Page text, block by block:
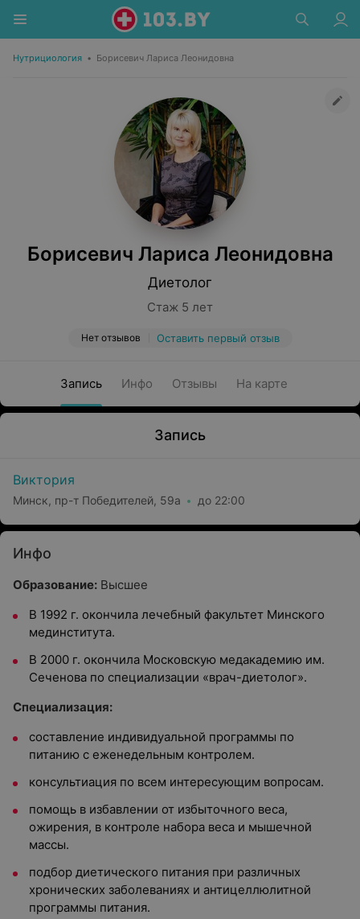
Нутрициология • Борисевич Лариса Леонидовна
Борисевич Лариса Леонидовна
Диетолог
Стаж 5 лет
Нет отзывов Оставить первый отзыв
Запись Инфо Отзывы На карте
Запись
Виктория
Минск, пр-т Победителей, 59а до 22:00
Инфо
Образование: Высшее
В 1992 г. окончила лечебный факультет Минского
мединститута.
В 2000 г. окончила Московскую медакадемию им.
Сеченова по специализации «врач-диетолог».
Специализация:
составление индивидуальной программы по
питанию с еженедельным контролем.
консультиация по всем интересующим вопросам.
помощь в избавлении от избыточного веса,
ожирения, в контроле набора веса и мышечной
массы.
подбор диетического питания при различных
хронических заболеваниях и антицеллюлитной
программы питания.